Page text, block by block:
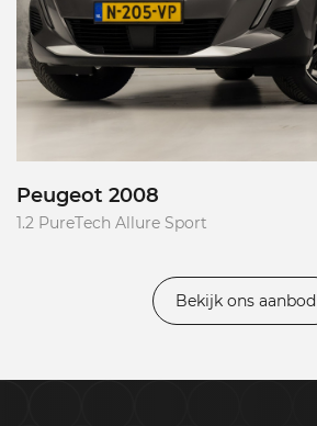
Peugeot 2008
1.2 PureTech Allure Sport
Bekijk ons aanbod